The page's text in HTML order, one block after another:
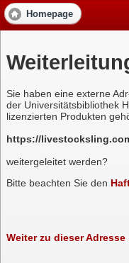
Homepage
Sie haben eine externe
der Universitätsbibliothek
lizenzierten Produkten
https://
weitergeleitet werden?
Bitte beachten Sie den
Weiter zu dieser Adresse